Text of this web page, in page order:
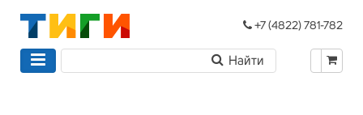
+7 (4822) 781-782